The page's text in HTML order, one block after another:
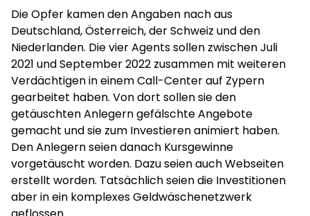
Die Opfer kamen den Angaben nach aus
Deutschland, Österreich, der Schweiz und den
Niederlanden. Die vier Agents sollen zwischen Juli
2021 und September 2022 zusammen mit weiteren
Verdächtigen in einem Call-Center auf Zypern
gearbeitet haben. Von dort sollen sie den
getäuschten Anlegern gefälschte Angebote
gemacht und sie zum Investieren animiert haben.
Den Anlegern seien danach Kursgewinne
vorgetäuscht worden. Dazu seien auch Webseiten
erstellt worden. Tatsächlich seien die Investitionen
aber in ein komplexes Geldwäschenetzwerk